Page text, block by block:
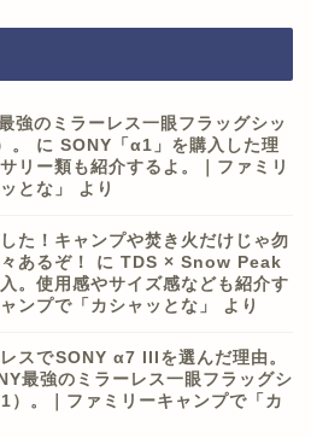
強のミラーレス一眼フラッグシッ
。
に SONY「α1」を購入した理
リー類も紹介するよ。｜ファミリ
とな」
より
た！キャンプや焚き火だけじゃ勿
あるぞ！
に TDS × Snow Peak
。使用感やサイズ感なども紹介す
ンプで「カシャッとな」
より
スでSONY α7 IIIを選んだ理由。
最強のミラーレス一眼フラッグシ
）。｜ファミリーキャンプで「カ